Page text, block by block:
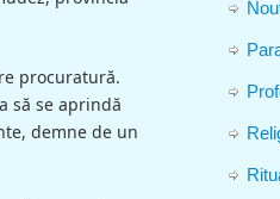
procuratură.
să se aprindă
demne de un